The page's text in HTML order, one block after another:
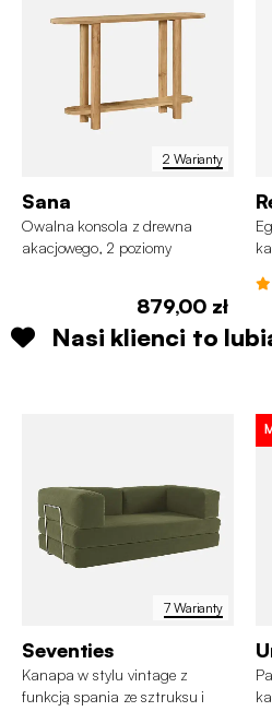
2 Warianty
Sana
Owalna konsola z drewna
akacjowego, 2 poziomy
879,00 zł
Nasi klienci to
7 Warianty
Seventies
Kanapa w stylu vintage z
funkcją spania ze sztruksu i